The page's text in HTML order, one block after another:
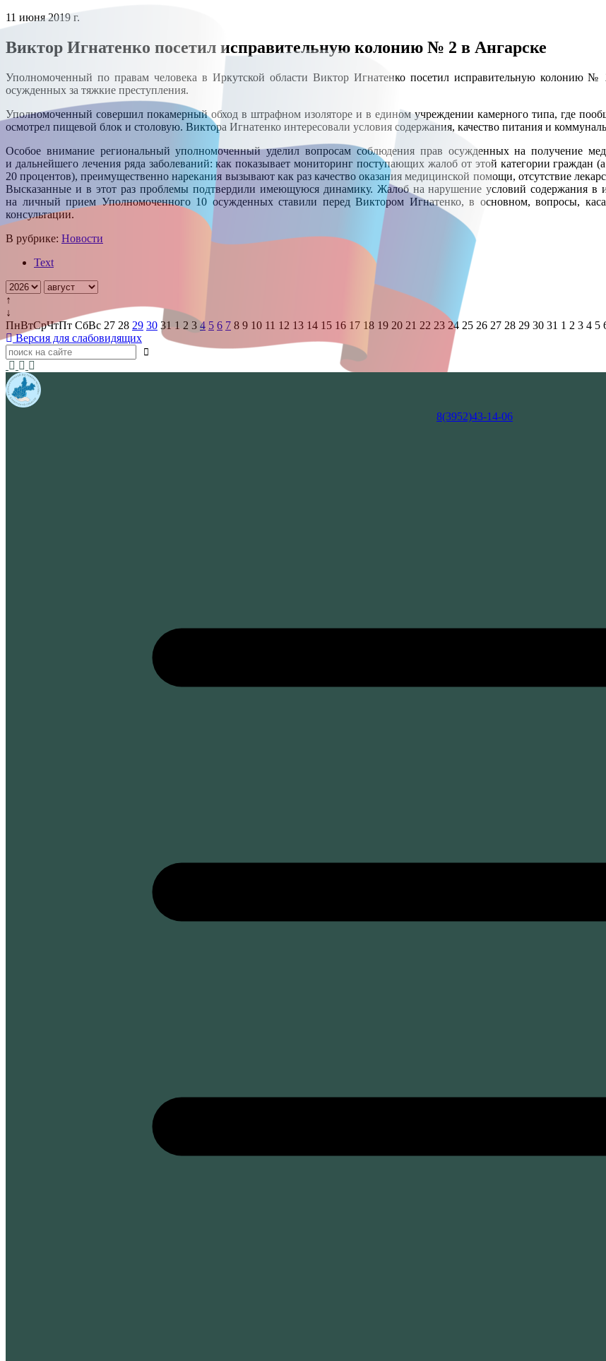
11 июня 2019 г.
Виктор Игнатенко посетил исправительную колонию № 2 в Ангарске
Уполномоченный по правам человека в Иркутской области Виктор Игнатенко посетил исправительную колонию
осужденных за тяжкие преступления.
Уполномоченный совершил покамерный обход в штрафном изоляторе и в едином учреждении камерного типа, где
осмотрел пищевой блок и столовую. Виктора Игнатенко интересовали условия содержания, качество питания и
Особое внимание региональный уполномоченный уделил вопросам соблюдения прав осужденных на получение
и дальнейшего лечения ряда заболеваний: как показывает мониторинг поступающих жалоб от этой категории граждан
20 процентов), преимущественно нарекания вызывают как раз качество оказания медицинской помощи, отсутствие
Высказанные и в этот раз проблемы подтвердили имеющуюся динамику. Жалоб на нарушение условий содержания
на личный прием Уполномоченного 10 осужденных ставили перед Виктором Игнатенко, в основном, вопросы,
консультации.
В рубрике: Новости
Text
↑
↓
ПнВтСрЧтПт СбВс 27 28 29 30 31 1 2 3 4 5 6 7 8 9 10 11 12 13 14 15 16 17 18 19 20 21 22 23 24 25 26 27 28 29 30 31 1 2 3 4 5
Версия для слабовидящих
8(3952)43-14-06